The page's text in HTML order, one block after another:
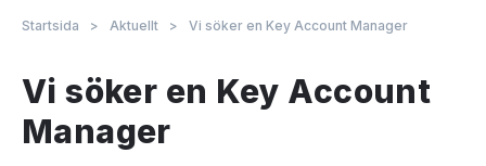
Startsida > Aktuellt > Vi söker en Key Account Manager
Vi söker en Key Account
Manager